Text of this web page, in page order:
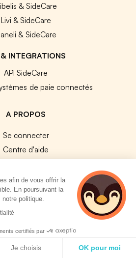
& SideCare
Livi & SideCare
& SideCare
INTEGRATIONS
API SideCare
de paie connectés
A PROPOS
Se connecter
Centre d'aide
Notre équipe
Témoignages
CGU & RGPD
Cookies
afin de vous offrir la
En poursuivant la
politique.
certifiés par
Je choisis OK pour moi
2 personnes
consultent
actuellement cette